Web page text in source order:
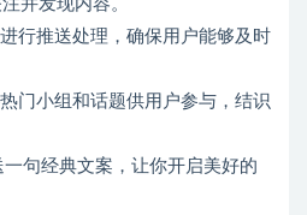
并发现内容。
行推送处理，确保用户能够及时
门小组和话题供用户参与，结识
句经典文案，让你开启美好的